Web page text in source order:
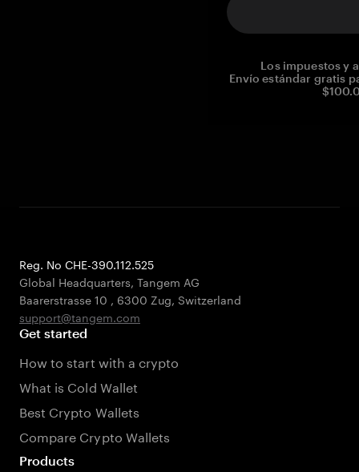
Los impuestos y
Envío estándar gratis
Reg. No CHE-390.112.525
Global Headquarters, Tangem AG
Baarerstrasse 10 , 6300 Zug, Switzerland
support@tangem.com
Get started
How to start with a crypto
What is Cold Wallet
Best Crypto Wallets
Compare Crypto Wallets
Products